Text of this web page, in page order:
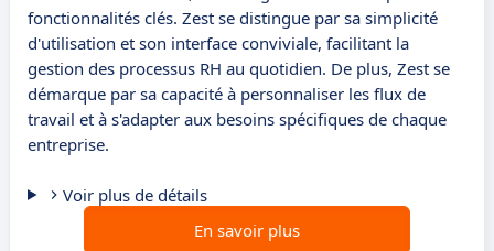
fonctionnalités clés. Zest se distingue par sa simplicité
d'utilisation et son interface conviviale, facilitant la
gestion des processus RH au quotidien. De plus, Zest se
démarque par sa capacité à personnaliser les flux de
travail et à s'adapter aux besoins spécifiques de chaque
entreprise.
Voir plus de détails
En savoir plus